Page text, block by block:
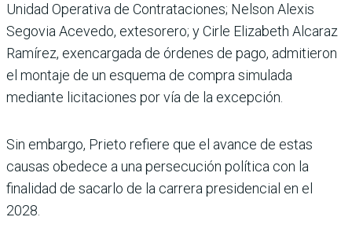
Unidad Opera­tiva de Contrataciones; Nel­son Alexis
Segovia Acevedo, extesorero; y Cirle Eliza­beth Alcaraz
Ramírez, exen­cargada de órdenes de pago, admitieron
el montaje de un esquema de compra simu­lada
mediante licitaciones por vía de la excepción.
Sin embargo, Prieto refiere que el avance de estas
causas obedece a una persecución política con la
finalidad de sacarlo de la carrera presi­dencial en el
2028.